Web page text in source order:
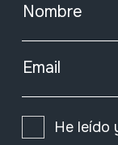
Nombre
Email
He leído